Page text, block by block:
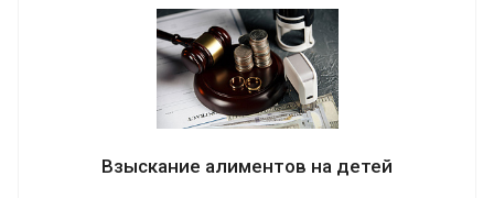
адвокатов предоставит помощь, взыскав деньги на
содержание нетрудоспособного члена семьи.
Взыскание алиментов на детей